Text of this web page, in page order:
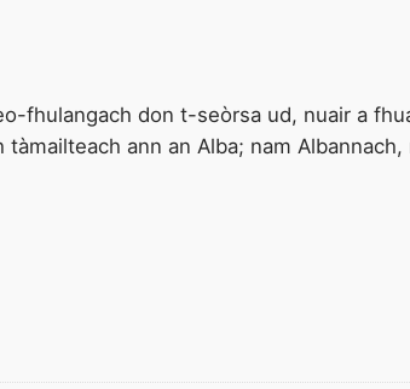
’
C
fhulangach don t-seòrsa ud, nuair a
ann an Alba; nam